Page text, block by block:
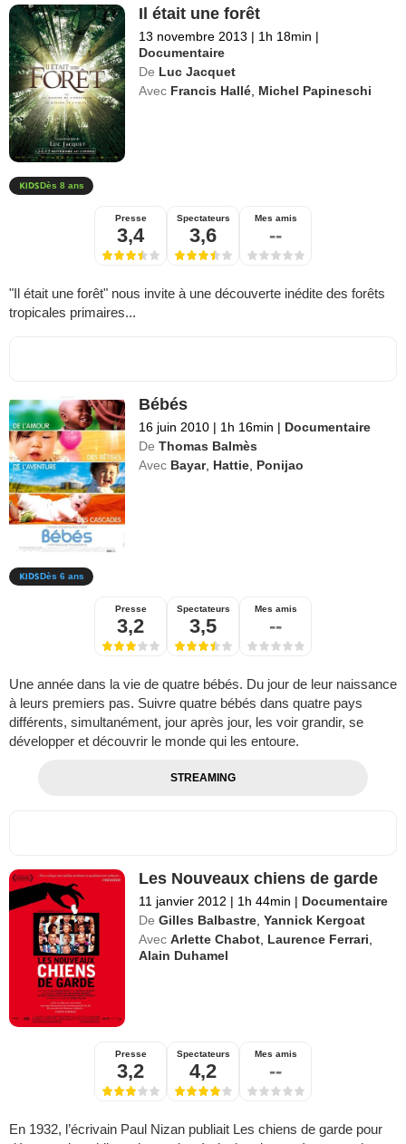
Il était une forêt
13 novembre 2013 | 1h 18min |
Documentaire
De Luc Jacquet
Avec Francis Hallé Michel Papineschi
Dès 8 ans
Presse
3,4
Spectateurs
3,6
Mes amis
--
"Il était une forêt" nous invite à une découverte inédite des forêts
tropicales primaires...
Bébés
16 juin 2010 | 1h 16min | Documentaire
De Thomas Balmès
Avec Bayar, Hattie Ponijao
Dès 6 ans
Presse
3,2
Spectateurs
3,5
Mes amis
--
Une année dans la vie de quatre bébés. Du jour de leur naissance
à leurs premiers pas. Suivre quatre bébés dans quatre pays
différents, simultanément, jour après jour, les voir grandir, se
développer et découvrir le monde qui les entoure.
STREAMING
Les Nouveaux chiens de garde
11 janvier 2012 | 1h 44min | Documentaire
De Gilles Balbastre ,Yannick Kergoat
Avec Arlette Chabot Laurence Ferrari
Alain Duhamel
Presse
3,2
Spectateurs
4,2
Mes amis
--
En 1932, l’écrivain Paul Nizan publiait Les chiens de garde pour